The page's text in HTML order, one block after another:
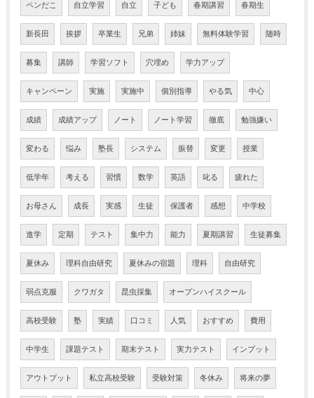
ペンだこ 自立学習 自立 子ども 春期講習 春期生
新長田 挨拶 卒業生 兄弟 姉妹 無料体験学習 随時
募集 講師 学習ソフト 穴埋め 学力アップ
キャンペーン 実施 実施中 個別指導 やる気 中心
成績 成績アップ ノート ノート学習 徹底 勉強嫌い
変わる 悩み 塾長 システム 振替 変更 授業
低学年 考える 習慣 数学 英語 叱る 疲れた
お母さん 成長 実感 生徒 保護者 感想 中学校
進学 定期 テスト 集中力 能力 夏期講習 生徒募集
夏休み 理科自由研究 夏休みの宿題 理科 自由研究
弱点克服 クワガタ 昆虫採集 オープンハイスクール
高校受験 塾 実績 口コミ 人気 おすすめ 費用
中学生 課題テスト 期末テスト 実力テスト インプット
アウトプット 私立高校受験 受験対策 冬休み 将来の夢